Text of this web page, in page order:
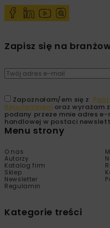
Zapisz się na
Zapoznałam/em się z
Regulaminem oraz wyrażam
podany przeze mnie adres
handlowej w postaci
Menu strony
O nas
Autorzy
Katalog firm
Sklep
Newsletter
Regulamin
Kategorie treści